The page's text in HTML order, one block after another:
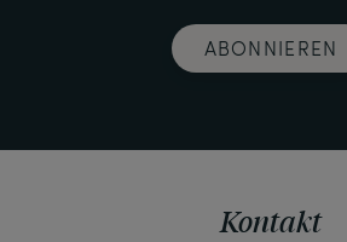
ABONNIEREN
Kontakt